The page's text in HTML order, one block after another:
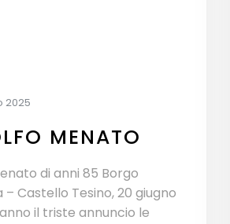
2025
MENATO
di anni 85 Borgo
– Castello Tesino, 20 giugno
il triste annuncio le